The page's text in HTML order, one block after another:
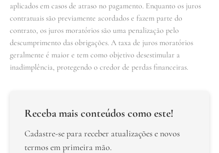
aplicados em casos de atraso no pagamento. Enquanto os juros
contratuais são previamente acordados e fazem parte do
contrato, os juros moratórios são uma penalização pelo
descumprimento das obrigações. A taxa de juros moratórios
geralmente é maior e tem como objetivo desestimular a
inadimplência, protegendo o credor de perdas financeiras.
Receba mais conteúdos como este!
Cadastre-se para receber atualizações e novos
termos em primeira mão.